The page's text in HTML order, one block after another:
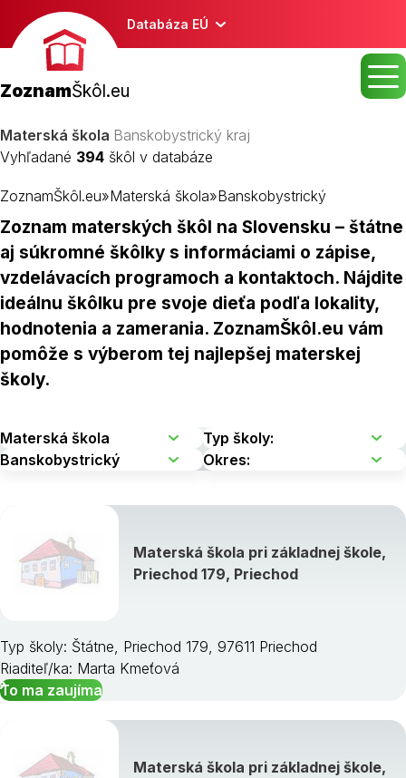
Databáza EÚ
ZoznamŠkôl.eu
Materská škola Banskobystrický kraj
Vyhľadané 394 škôl v databáze
ZoznamŠkôl.eu»Materská škola»Banskobystrický
Zoznam materských škôl na Slovensku – štátne
aj súkromné škôlky s informáciami o zápise,
vzdelávacích programoch a kontaktoch. Nájdite
ideálnu škôlku pre svoje dieťa podľa lokality,
hodnotenia a zamerania. ZoznamŠkôl.eu vám
pomôže s výberom tej najlepšej materskej
školy.
Materská škola pri základnej škole,
Priechod 179, Priechod
Typ školy: Štátne, Priechod 179, 97611 Priechod
Riaditeľ/ka: Marta Kmeťová
To ma zaujíma
Materská škola pri základnej škole,